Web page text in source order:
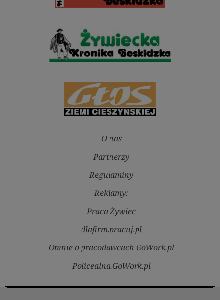
O nas
Partnerzy
Regulaminy
Reklamy:
Praca Żywiec
dlafirm.pracuj.pl
Opinie o pracodawcach GoWork.pl
Policealna.GoWork.pl